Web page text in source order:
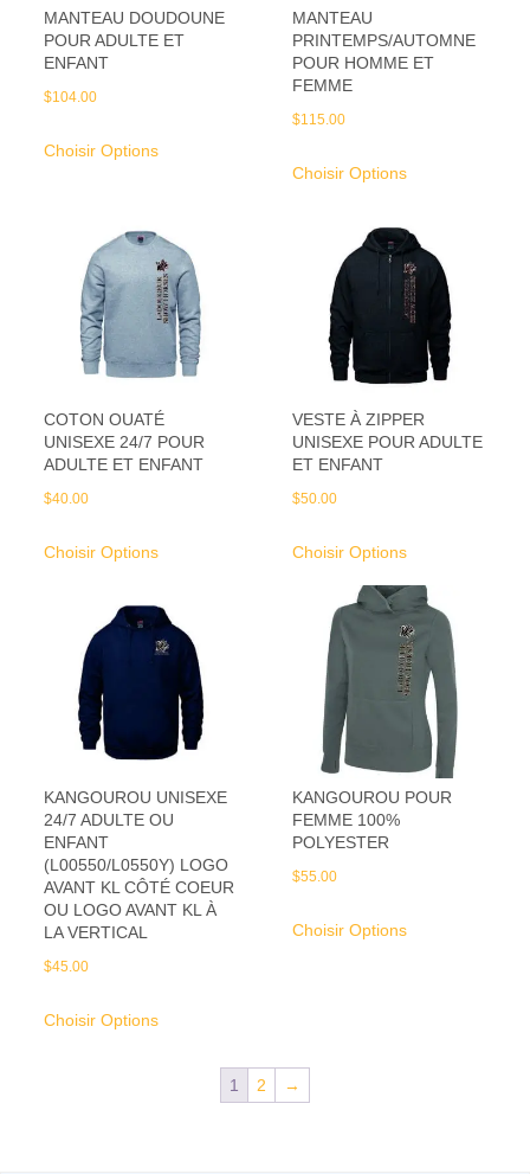
MANTEAU DOUDOUNE
POUR ADULTE ET
ENFANT
$104.00
Choisir Options
MANTEAU
PRINTEMPS/AUTOMNE
POUR HOMME ET
FEMME
$115.00
Choisir Options
COTON OUATÉ
UNISEXE 24/7 POUR
ADULTE ET ENFANT
$40.00
Choisir Options
VESTE À ZIPPER
UNISEXE POUR ADULTE
ET ENFANT
$50.00
Choisir Options
KANGOUROU UNISEXE
24/7 ADULTE OU
ENFANT
(L00550/L0550Y) LOGO
AVANT KL CÔTÉ COEUR
OU LOGO AVANT KL À
LA VERTICAL
$45.00
Choisir Options
KANGOUROU POUR
FEMME 100%
POLYESTER
$55.00
Choisir Options
1 2 →